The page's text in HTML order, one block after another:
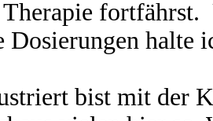
fortfährst.
Dosierungen
bist mit der